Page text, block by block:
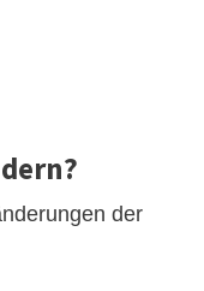
der